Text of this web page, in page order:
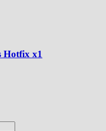
Hotfix x1